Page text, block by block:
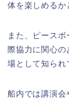
体を楽しめるか
また、ピース
際協力に関心の
場として知られ
船内では講演会